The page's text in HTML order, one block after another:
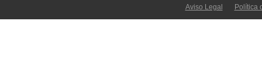
Aviso Legal Política